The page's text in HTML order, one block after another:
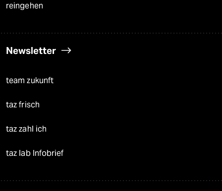
reingehen
Newsletter
team zukunft
taz frisch
taz zahl ich
taz lab Infobrief